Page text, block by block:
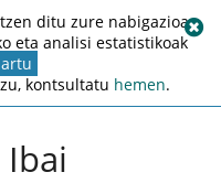
ditu zure nabigazioa
eta analisi estatistikoak
kontsultatu hemen.